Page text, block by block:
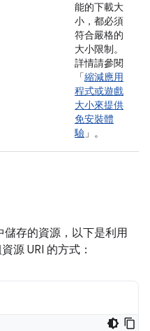
能的下載大
小，都必須
符合嚴格的
大小限制。
詳情請參閱
「縮減應用
程式或遊戲
大小來提供
免安裝體
驗 」。
儲存的資源，以下是利用
源 URI 的方式：